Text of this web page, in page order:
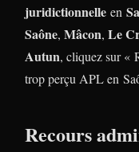
juridictionnelle en
Saône, Mâcon, Le
Autun, cliquez sur «
trop perçu APL en
Recours